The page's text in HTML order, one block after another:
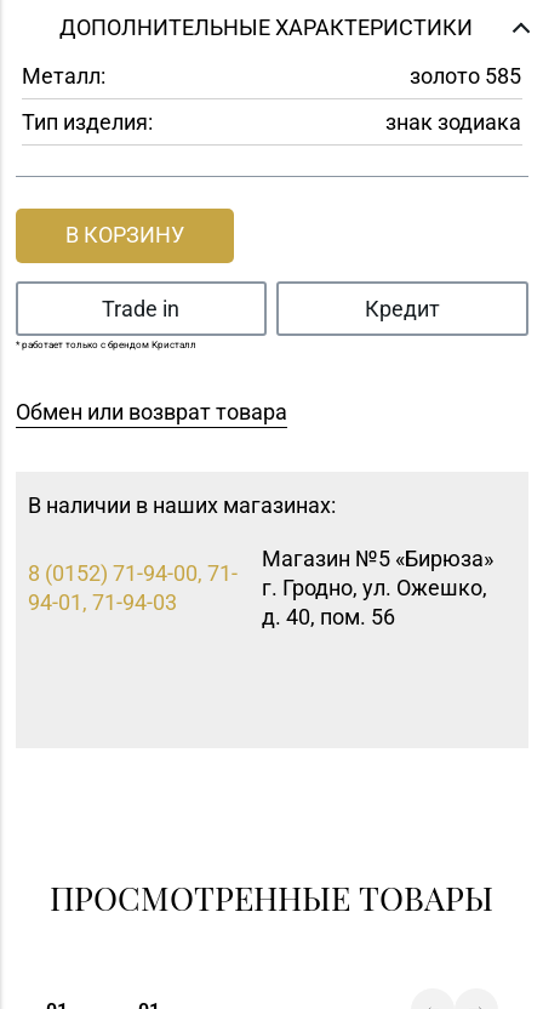
ДОПОЛНИТЕЛЬНЫЕ ХАРАКТЕРИСТИКИ
Металл:
золото 585
Тип изделия:
знак зодиака
В КОРЗИНУ
Trade in Кредит
* работает только с брендом Кристалл
Обмен или возврат товара
В наличии в наших магазинах:
8 (0152) 71-94-00, 71-
94-01, 71-94-03
Магазин №5 «Бирюза»
г. Гродно, ул. Ожешко,
д. 40, пом. 56
ПРОСМОТРЕННЫЕ ТОВАРЫ